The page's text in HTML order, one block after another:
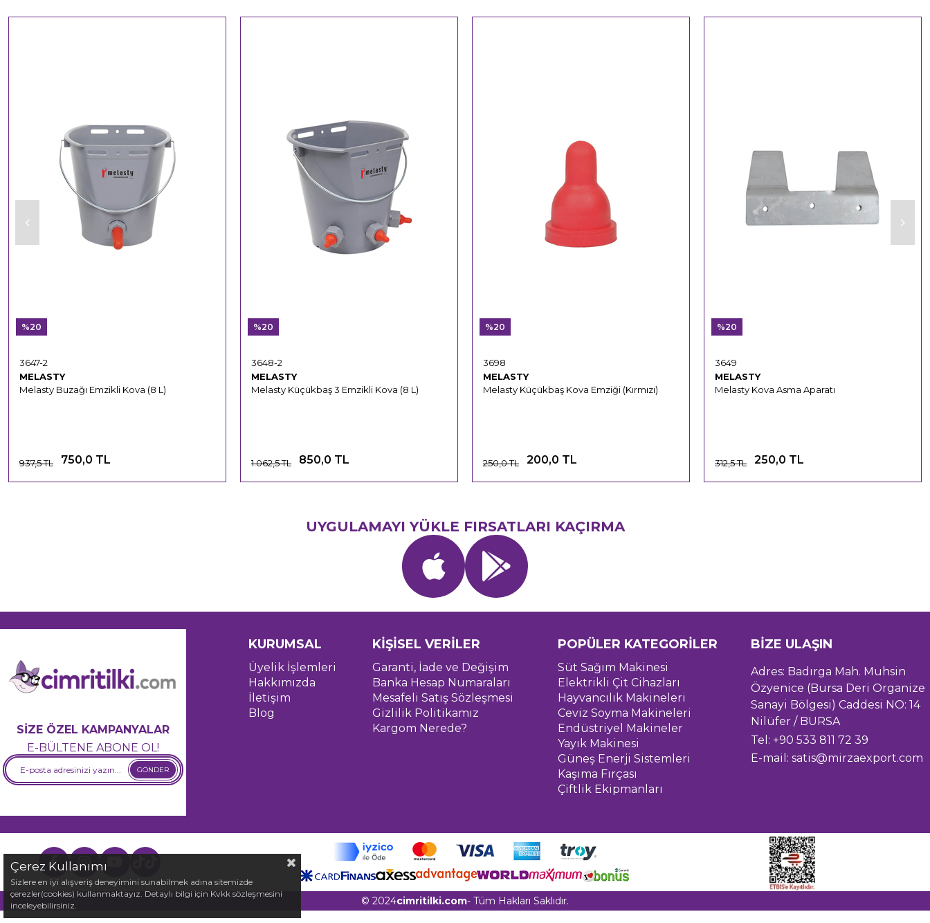
MELASTY
Melasty Buzağı Emzikli Kova (8 L)
3647-2
750,0 TL
937,5 TL
%20
MELASTY
Melasty Küçükbaş 3 Emzikli Kova (8 L)
3648-2
850,0 TL
1.062,5 TL
%20
MELASTY
Melasty Küçükbaş Kova Emziği (Kırmızı)
3698
200,0 TL
250,0 TL
%20
MELASTY
Melasty Kova Asma Aparatı
3649
250,0 TL
312,5 TL
%20
UYGULAMAYI YÜKLE FIRSATLARI KAÇIRMA
SİZE ÖZEL KAMPANYALAR
E-BÜLTENE ABONE OL!
GÖNDER
KURUMSAL
Üyelik İşlemleri
Hakkımızda
İletişim
Blog
KİŞİSEL VERİLER
Garanti, İade ve Değişim
Banka Hesap Numaraları
Mesafeli Satış Sözleşmesi
Gizlilik Politikamız
Kargom Nerede?
POPÜLER KATEGORİLER
Süt Sağım Makinesi
Elektrikli Çit Cihazları
Hayvancılık Makineleri
Ceviz Soyma Makineleri
Endüstriyel Makineler
Yayık Makinesi
Güneş Enerji Sistemleri
Kaşıma Fırçası
Çiftlik Ekipmanları
BİZE ULAŞIN
Adres: Badırga Mah. Muhsin
Özyenice (Bursa Deri Organize
Sanayi Bölgesi) Caddesi NO: 14
Nilüfer / BURSA
Tel: +90 533 811 72 39
E-mail:satis@mirzaexport.com
© 2024cimritilki.com- Tüm Hakları Saklıdır.
Çerez Kullanımı
Sizlere en iyi alışveriş deneyimini sunabilmek adına sitemizde
çerezler(cookies) kullanmaktayız. Detaylı bilgi için Kvkk sözleşmesini
inceleyebilirsiniz.